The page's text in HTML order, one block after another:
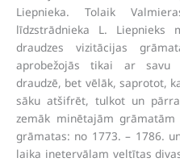
Liepnieka. Tolaik
līdzstrādnieka L. Liepnieks
draudzes vizitācijas
aprobežojās tikai ar savu
draudzē, bet vēlāk, saprotot,
sāku atšifrēt, tulkot un
zemāk minētajām
grāmatas: no 1773. – 1786.
laika inetervālam veltītas